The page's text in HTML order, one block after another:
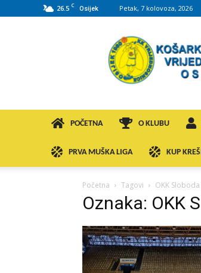
26.5 C Osijek Petak, 7 kolovoza, 2026
KK
VROS
POČETNA O KLUBU
PRVA MUŠKA LIGA KUP
Početna Tagovi OKK
Oznaka: OKK